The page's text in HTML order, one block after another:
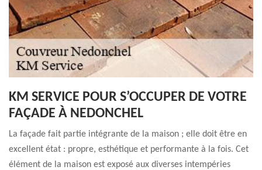
KM SERVICE POUR S’OCCUPER DE VOTRE
FAÇADE À NEDONCHEL
La façade fait partie intégrante de la maison ; elle doit être en
excellent état : propre, esthétique et performante à la fois. Cet
élément de la maison est exposé aux diverses intempéries